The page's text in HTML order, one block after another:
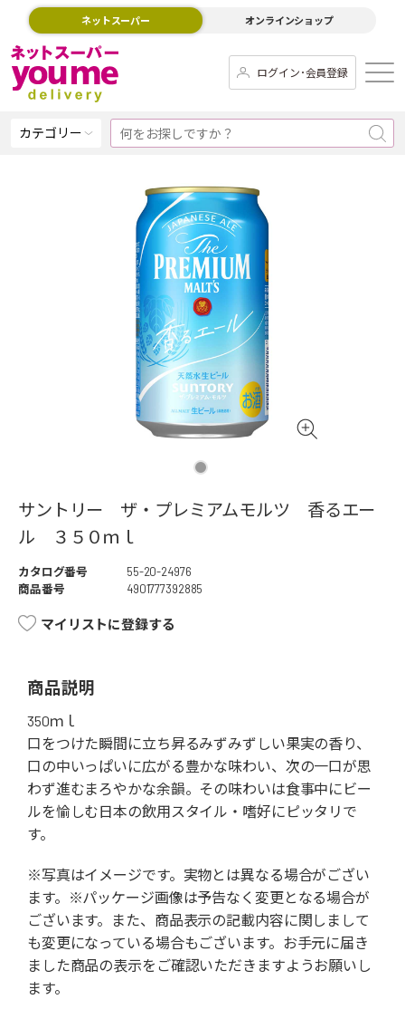
ネットスーパー オンラインショップ
ログイン･会員登録
カテゴリー
サントリー ザ・プレミアムモルツ 香るエー
ル ３５０ｍｌ
カタログ番号
55-20-24976
商品番号
4901777392885
マイリストに登録する
商品説明
350ｍｌ
口をつけた瞬間に立ち昇るみずみずしい果実の香り、
口の中いっぱいに広がる豊かな味わい、次の一口が思
わず進むまろやかな余韻。その味わいは食事中にビー
ルを愉しむ日本の飲用スタイル・嗜好にピッタリで
す。
※写真はイメージです。実物とは異なる場合がござい
ます。※パッケージ画像は予告なく変更となる場合が
ございます。また、商品表示の記載内容に関しまして
も変更になっている場合もございます。お手元に届き
ました商品の表示をご確認いただきますようお願いし
ます。